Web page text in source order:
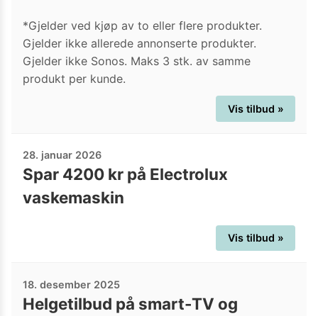
*Gjelder ved kjøp av to eller flere produkter.
Gjelder ikke allerede annonserte produkter.
Gjelder ikke Sonos. Maks 3 stk. av samme
produkt per kunde.
Vis tilbud »
28. januar 2026
Spar 4200 kr på Electrolux
vaskemaskin
Vis tilbud »
18. desember 2025
Helgetilbud på smart-TV og